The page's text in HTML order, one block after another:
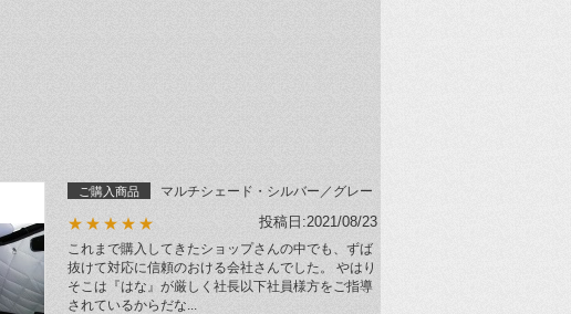
ご購入商品 マルチシェード・シルバー／グレー
★★★★★ 投稿日:2021/08/23
これまで購入してきたショップさんの中でも、ずば
抜けて対応に信頼のおける会社さんでした。 やはり
そこは『はな』が厳しく社長以下社員様方をご指導
されているからだな...